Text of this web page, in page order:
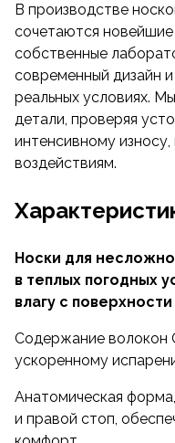
Различные волокна,
из которого
свою роль, взаимно
Благодаря волокнам
с поверхности
впитывает влагу,
эластичности, а
сидят по ноге. Носите
В производстве
сочетаются новейшие
собственные
современный дизайн
реальных условиях.
детали, проверяя
интенсивному
воздействиям.
Носки для
в теплых погодных
влагу с
Содержание волокон
ускоренному
Анатомическая
и правой стоп,